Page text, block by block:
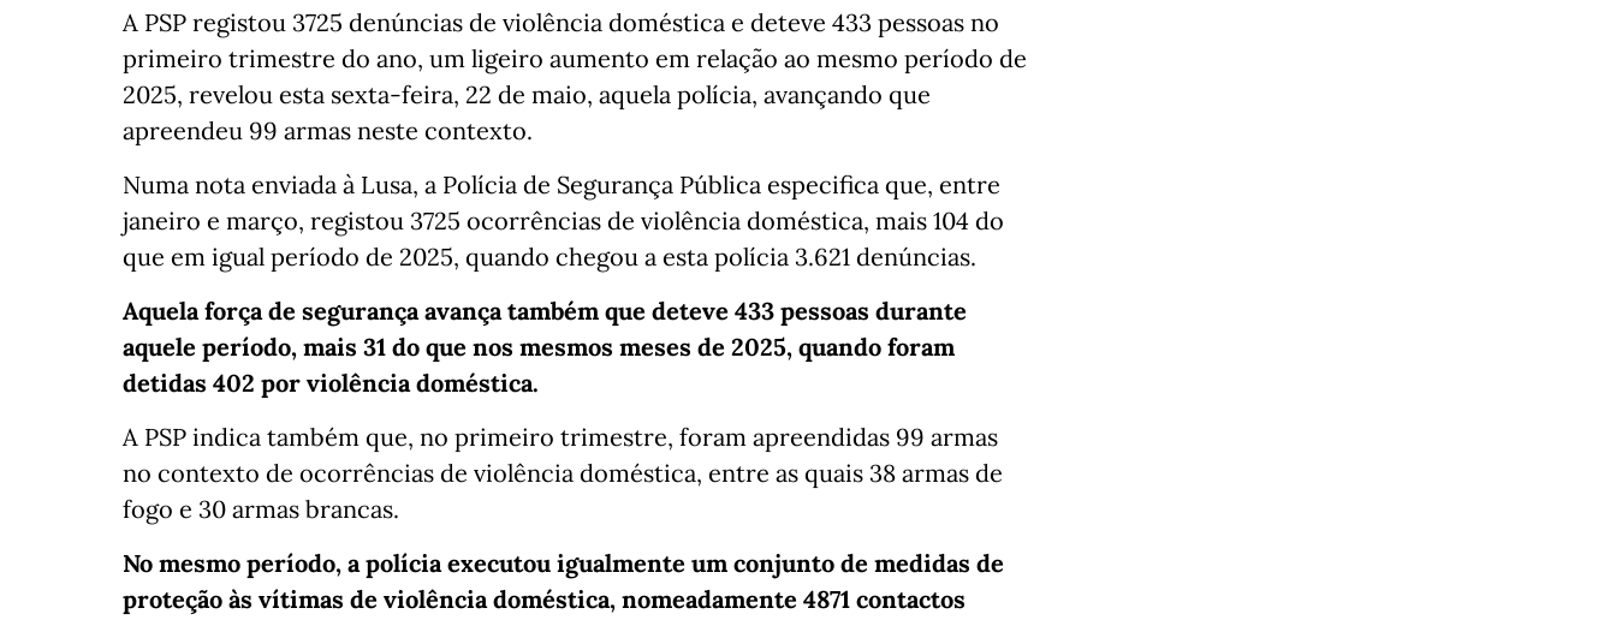
A PSP registou 3725 denúncias de violência doméstica e deteve 433 pessoas no
primeiro trimestre do ano, um ligeiro aumento em relação ao mesmo período de
2025, revelou esta sexta-feira, 22 de maio, aquela polícia, avançando que
apreendeu 99 armas neste contexto.
Numa nota enviada à Lusa, a Polícia de Segurança Pública especifica que, entre
janeiro e março, registou 3725 ocorrências de violência doméstica, mais 104 do
que em igual período de 2025, quando chegou a esta polícia 3.621 denúncias.
Aquela força de segurança avança também que deteve 433 pessoas durante
aquele período, mais 31 do que nos mesmos meses de 2025, quando foram
detidas 402 por violência doméstica.
A PSP indica também que, no primeiro trimestre, foram apreendidas 99 armas
no contexto de ocorrências de violência doméstica, entre as quais 38 armas de
fogo e 30 armas brancas.
No mesmo período, a polícia executou igualmente um conjunto de medidas de
proteção às vítimas de violência doméstica, nomeadamente 4871 contactos